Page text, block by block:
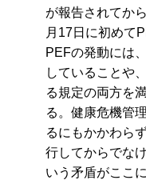
が報告されてか
月17日に初めて
PEFの発動には
していることや
る規定の両方を
る。健康危機管
るにもかかわら
行してからでな
いう矛盾がここ